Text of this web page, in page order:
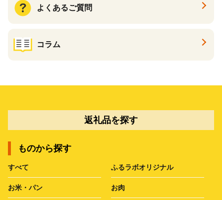
よくあるご質問
コラム
返礼品を探す
ものから探す
すべて ふるラボオリジナル
お米・パン お肉